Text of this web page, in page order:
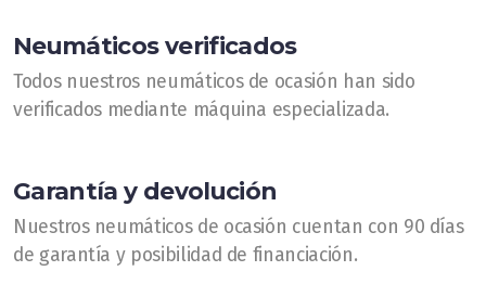
Neumáticos verificados
Todos nuestros neumáticos de ocasión han sido
verificados mediante máquina especializada.
Garantía y devolución
Nuestros neumáticos de ocasión cuentan con 90 días
de garantía y posibilidad de financiación.